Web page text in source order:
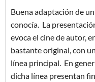
Buena adaptación de
conocía. La
evoca el cine de autor,
bastante original, con
línea principal. En
dicha línea presentan